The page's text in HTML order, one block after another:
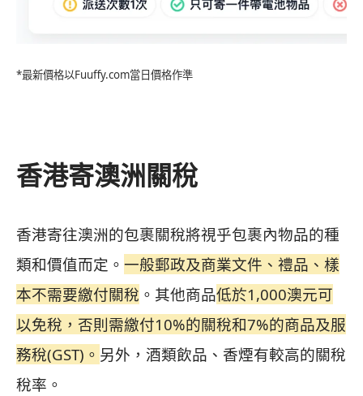
*最新價格以Fuuffy.com當日價格作準
香港寄澳洲關稅
香港寄往澳洲的包裹關稅將視乎包裹內物品的種
類和價值而定。 一般郵政及商業文件、禮品、樣
本不需要繳付關稅 。其他商品低於1,000澳元可
以免稅，否則需繳付10%的關稅和7%的商品及服
務稅(GST)。 另外，酒類飲品、香煙有較高的關稅
稅率。